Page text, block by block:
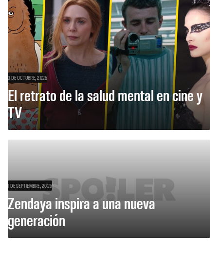
3 DE OCTUBRE, 2025
El retrato de la salud mental en cine y
TV
1 DE SEPTIEMBRE, 2025
Zendaya inspira a una nueva
generación